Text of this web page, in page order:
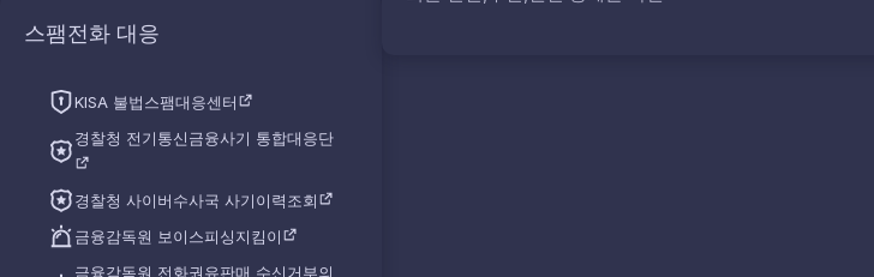
스팸전화 대응
KISA 불법스팸대응센터
경찰청 전기통신금융사기 통합대응단
경찰청 사이버수사국 사기이력조회
금융감독원 보이스피싱지킴이
금융감독원 전화권유판매 수신거부의